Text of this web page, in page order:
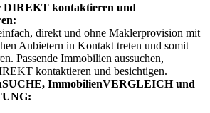
DIREKT kontaktieren und
direkt und ohne Maklerprovision mit
Anbietern in Kontakt treten und somit
Passende Immobilien aussuchen,
kontaktieren und besichtigen.
ImmobilienVERGLEICH und